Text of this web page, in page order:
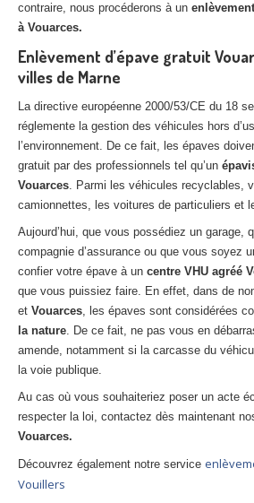
contraire, nous procéderons à un
à Vouarces.
Enlèvement d’épave gratuit
villes de Marne
La directive européenne 2000/53/CE du 18
réglemente la gestion des véhicules hors
l’environnement. De ce fait, les épaves
gratuit par des professionnels tel qu’un
Vouarces. Parmi les véhicules recyclables,
camionnettes, les voitures de particuliers et
Aujourd’hui, que vous possédiez un garage,
compagnie d’assurance ou que vous soyez
confier votre épave à un centre VHU agréé
que vous puissiez faire. En effet, dans de
et Vouarces, les épaves sont considérées
la nature. De ce fait, ne pas vous en
amende, notamment si la carcasse du
la voie publique.
Au cas où vous souhaiteriez poser un acte
respecter la loi, contactez dès maintenant
Vouarces.
Découvrez également notre service
Vouillers